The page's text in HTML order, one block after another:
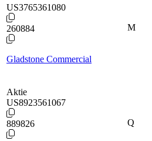
US3765361080
260884
Gladstone Commercial
M
Aktie
US8923561067
889826 Q